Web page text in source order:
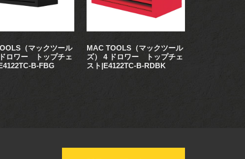
（マックツール
ロワー トップチェ
B-FBG
MAC TOOLS（マックツール
ズ） 4 ドロワー トップチェ
スト|E4122TC-B-RDBK